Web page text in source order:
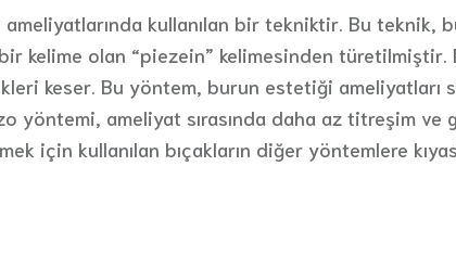
kullanılan bir tekniktir. Bu teknik,
kelime olan “piezein” kelimesinden
keser. Bu yöntem, burun estetiği ameliyatları
yöntemi, ameliyat sırasında daha az titreşim
için kullanılan bıçakların diğer yöntemlere